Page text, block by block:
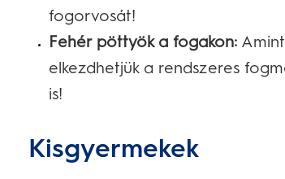
fogorvosát!
Fehér pöttyök a fogakon:
elkezdhetjük a rendszeres
is!
Kisgyermekek